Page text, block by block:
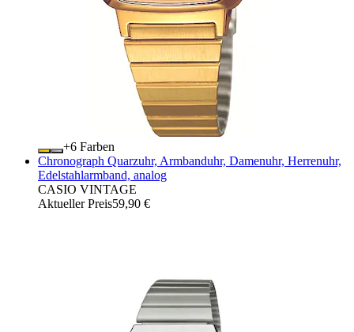
+
Farben
Chronograph Quarzuhr, Armbanduhr, Damenuhr, Herrenuhr,
Edelstahlarmband, analog
CASIO VINTAGE
Aktueller Preis59,90 €